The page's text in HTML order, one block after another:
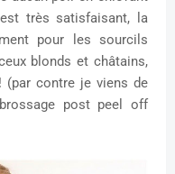
très satisfaisant, la
pour les sourcils
blonds et châtains,
contre je viens de
post peel off